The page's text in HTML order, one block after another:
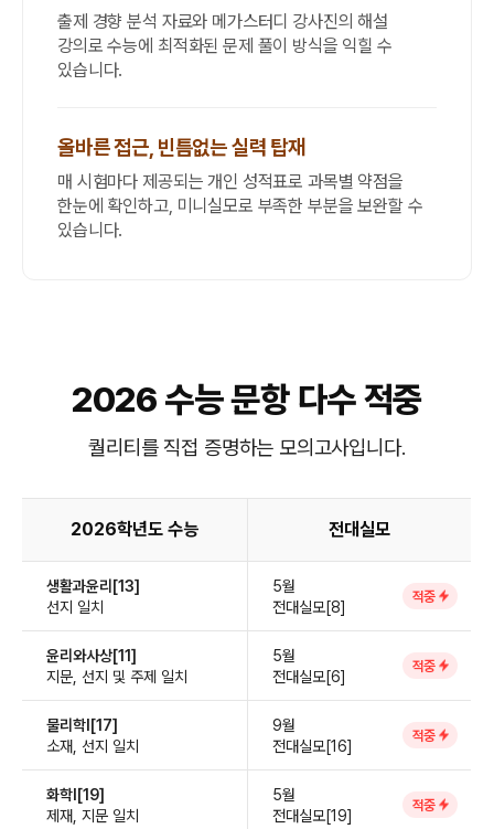
출제 경향 분석 자료와 메가스터디 강사진의 해설
강의로 수능에 최적화된 문제 풀이 방식을 익힐 수
있습니다.
올바른 접근, 빈틈없는 실력 탑재
매 시험마다 제공되는 개인 성적표로 과목별 약점을
한눈에 확인하고, 미니실모로 부족한 부분을 보완할 수
있습니다.
2026 수능 문항 다수 적중
퀄리티를 직접 증명하는 모의고사입니다.
2026학년도 수능 전대실모
생활과윤리[13]
선지 일치
5월
전대실모[8]
적중
윤리와사상[11]
지문, 선지 및 주제 일치
5월
전대실모[6]
적중
물리학Ⅰ[17]
소재, 선지 일치
9월
전대실모[16]
적중
화학Ⅰ[19]
제재, 지문 일치
5월
전대실모[19]
적중